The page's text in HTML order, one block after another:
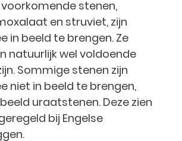
stenen,
en struviet, zijn
in beeld te brengen. Ze
natuurlijk wel voldoende
Sommige stenen zijn
niet in beeld te brengen,
uraatstenen. Deze zien
bij Engelse